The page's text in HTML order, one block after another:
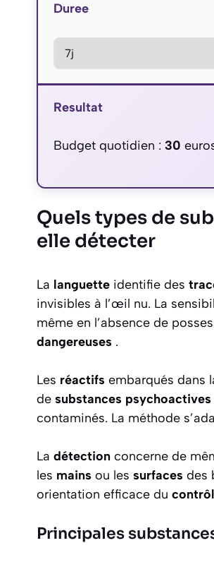
Duree
Resultat
Budget quotidien : 30
Quels types de
elle détecter
La languette identifie des
invisibles à l’œil nu. La
même en l’absence de
dangereuses .
Les réactifs embarqués dans
de substances psychoactives
contaminés. La méthode
La détection concerne de
les mains ou les surfaces des
orientation efficace du
Principales